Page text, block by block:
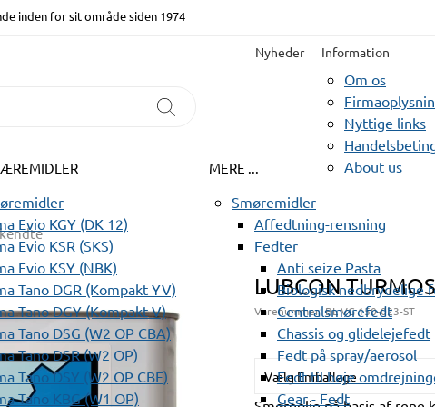
inden for sit område siden 1974
Nyheder Information
Om os
Nyttige links
About us
Evio KGY (DK 12)
Evio KSR (SKS)
Evio KSY (NBK)
Tano DGR (Kompakt YV)
Tano DGY (Kompakt V)
Tano DSG (W2 OP CBA)
Tano DSR (W2 OP)
Tano DSY (W2 OP CBF)
Tano KBG (W1 OP)
MERE ...
Smøremidler
Affedtning-rensning
Fedter
Anti seize Pasta
Biologisk nedbrydelige
Centralsmørefedt
Chassis og glidelejefedt
Fedt på spray/aerosol
Fedt til høje
Gear - Fedt
LUBCON
Varenummer:BL VG 150-023-ST
Vælg Emballage